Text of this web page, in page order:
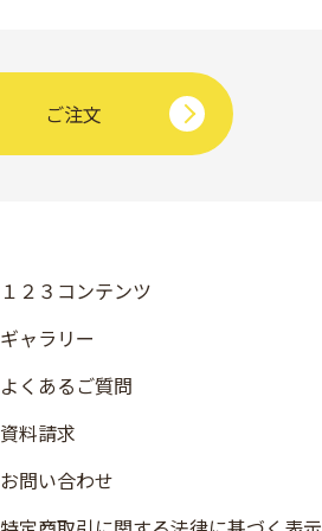
ご注文
１２３コンテンツ
ギャラリー
よくあるご質問
資料請求
お問い合わせ